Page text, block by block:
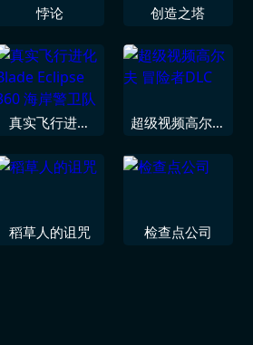
悖论 创造之塔
真实飞行进化
360 海岸警卫队
超级视频高尔夫
稻草人的诅咒 检查点公司